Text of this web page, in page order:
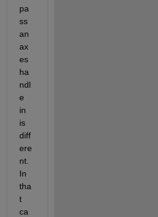
pa
ss
an
ax
es
ha
ndl
e
in
is
diff
ere
nt.
In
tha
t
ca